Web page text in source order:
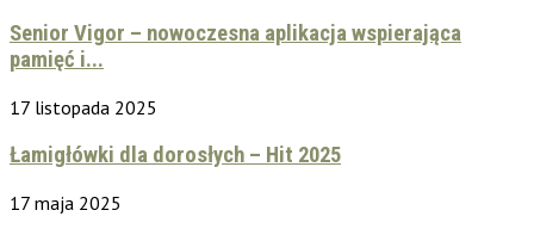
Senior Vigor – nowoczesna aplikacja wspierająca
pamięć i...
17 listopada 2025
Łamigłówki dla dorosłych – Hit 2025
17 maja 2025